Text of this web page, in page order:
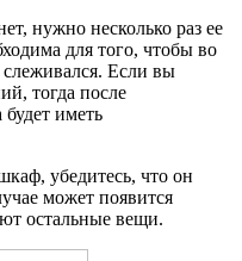
нужно несколько раз ее
для того, чтобы во
Если вы
тогда после
иметь
убедитесь, что он
может появится
остальные вещи.